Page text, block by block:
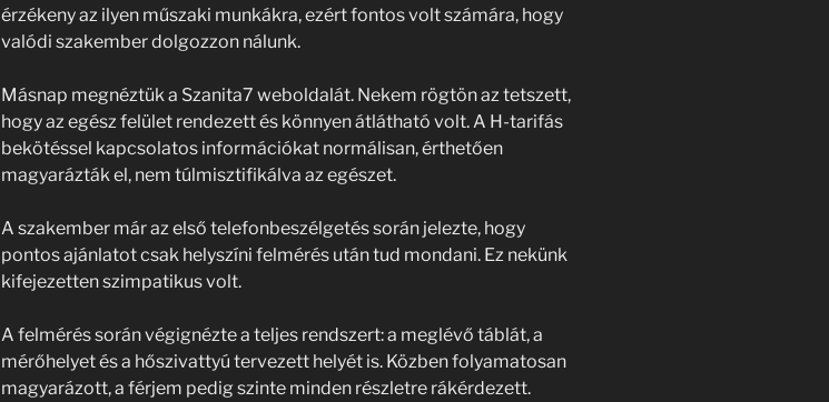
érzékeny az ilyen műszaki munkákra, ezért fontos volt számára, hogy
valódi szakember dolgozzon nálunk.
Másnap megnéztük a Szanita7 weboldalát. Nekem rögtön az tetszett,
hogy az egész felület rendezett és könnyen átlátható volt. A H-tarifás
bekötéssel kapcsolatos információkat normálisan, érthetően
magyarázták el, nem túlmisztifikálva az egészet.
A szakember már az első telefonbeszélgetés során jelezte, hogy
pontos ajánlatot csak helyszíni felmérés után tud mondani. Ez nekünk
kifejezetten szimpatikus volt.
A felmérés során végignézte a teljes rendszert: a meglévő táblát, a
mérőhelyet és a hőszivattyú tervezett helyét is. Közben folyamatosan
magyarázott, a férjem pedig szinte minden részletre rákérdezett.